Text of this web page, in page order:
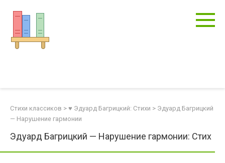
контенту
Стихи классиков > ♥ Эдуард Багрицкий: Стихи > Эдуард Багрицкий
— Нарушение гармонии
Эдуард Багрицкий — Нарушение гармонии: Стих